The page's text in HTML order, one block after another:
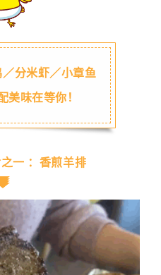
分米虾／小章鱼
美味在等你！
一 ：香煎羊排